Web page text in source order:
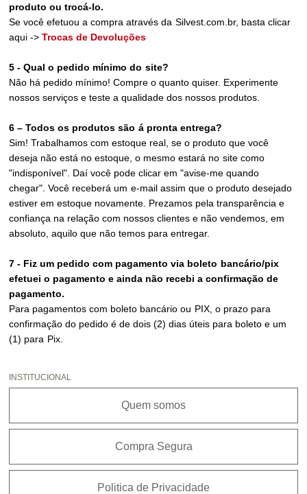
produto ou trocá-lo.
Se você efetuou a compra através da Silvest.com.br, basta clicar
aqui ->Trocas de Devoluções
5 - Qual o pedido mínimo do site?
Não há pedido mínimo! Compre o quanto quiser. Experimente
nossos serviços e teste a qualidade dos nossos produtos.
6 – Todos os produtos são á pronta entrega?
Sim! Trabalhamos com estoque real, se o produto que você
deseja não está no estoque, o mesmo estará no site como
"indisponível". Daí você pode clicar em "avise-me quando
chegar". Você receberá um e-mail assim que o produto desejado
estiver em estoque novamente. Prezamos pela transparência e
confiança na relação com nossos clientes e não vendemos, em
absoluto, aquilo que não temos para entregar.
7 - Fiz um pedido com pagamento via boleto bancário/pix
efetuei o pagamento e ainda não recebi a confirmação de
pagamento.
Para pagamentos com boleto bancário ou PIX , o prazo para
confirmação do pedido é de dois (2) dias úteis para boleto e um
(1) para Pix
INSTITUCIONAL
Quem somos
Compra Segura
Politica de Privacidade